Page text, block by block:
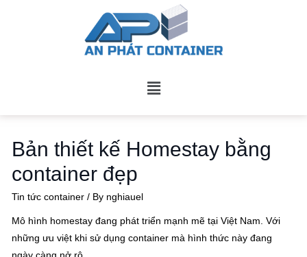
Bản thiết kế Homestay bằng
container đẹp
Tin tức container / By nghiauel
Mô hình homestay đang phát triển mạnh mẽ tại Việt Nam. Với
những ưu việt khi sử dụng container mà hình thức này đang